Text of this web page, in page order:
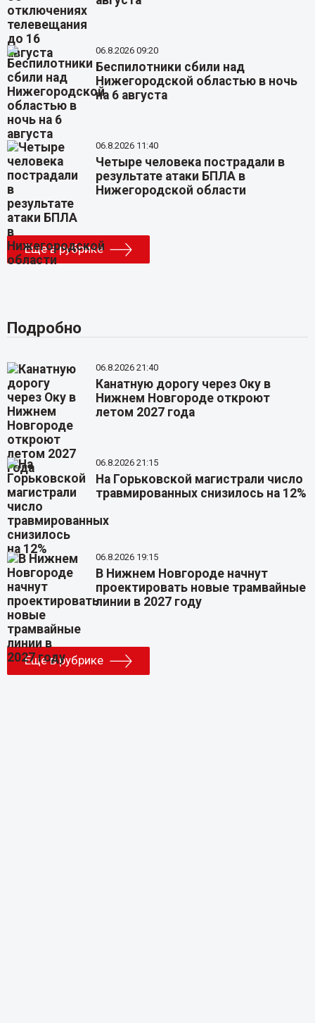
06.8.2026 09:20
Беспилотники сбили над
Нижегородской областью в ночь
на 6 августа
06.8.2026 11:40
Четыре человека пострадали в
результате атаки БПЛА в
Нижегородской области
Еще в рубрике
Подробно
06.8.2026 21:40
Канатную дорогу через Оку в
Нижнем Новгороде откроют
летом 2027 года
06.8.2026 21:15
На Горьковской магистрали число
травмированных снизилось на 12%
06.8.2026 19:15
В Нижнем Новгороде начнут
проектировать новые трамвайные
линии в 2027 году
Еще в рубрике